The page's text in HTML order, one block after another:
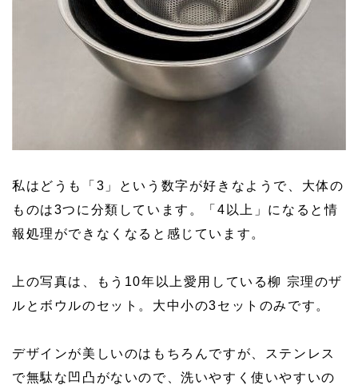
私はどうも「3」という数字が好きなようで、大体の
ものは3つに分類しています。「4以上」になると情
報処理ができなくなると感じています。
上の写真は、もう10年以上愛用している柳 宗理のザ
ルとボウルのセット。大中小の3セットのみです。
デザインが美しいのはもちろんですが、ステンレス
で無駄な凹凸がないので、洗いやすく使いやすいの